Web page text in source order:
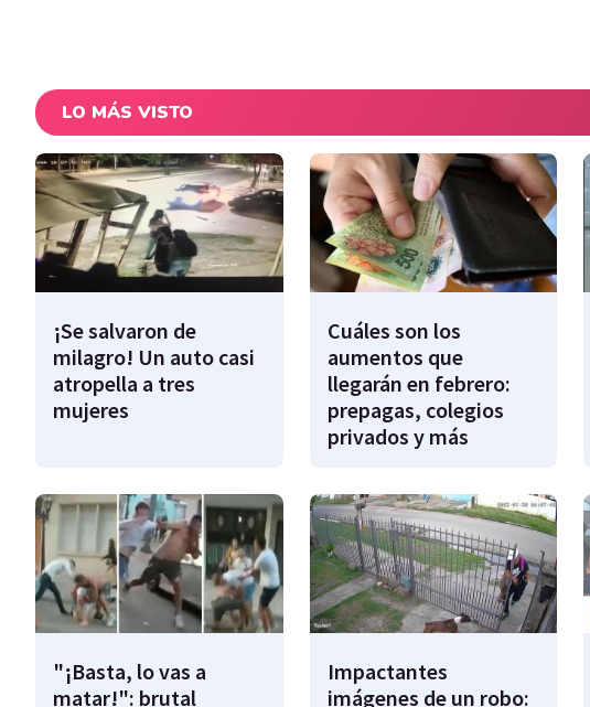
LO MÁS VISTO
¡Se salvaron de
milagro! Un auto casi
atropella a tres
mujeres
Cuáles son los
aumentos que
llegarán en febrero:
prepagas, colegios
privados y más
"¡Basta, lo vas a
matar!": brutal
Impactantes
imágenes de un robo: